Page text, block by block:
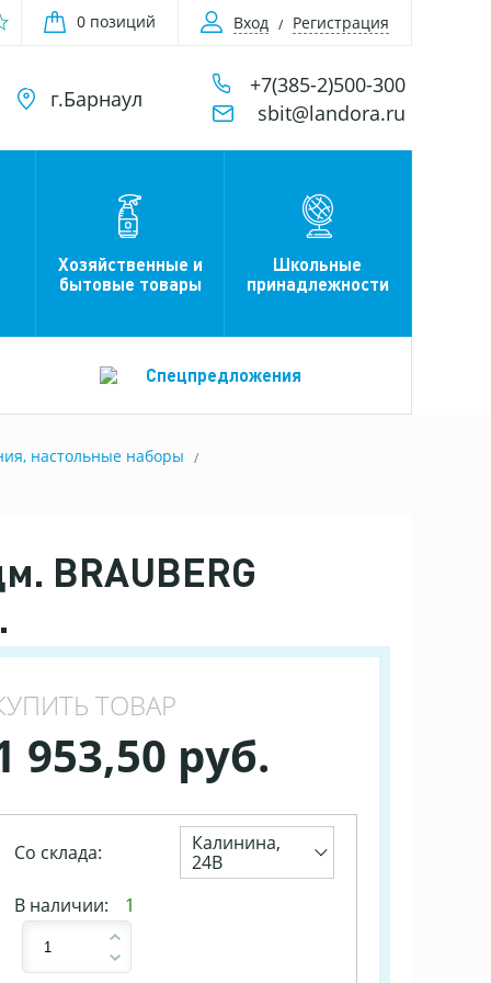
0 позиций Вход Регистрация
г.Барнаул
+7(385-2)500-300
sbit@landora.ru
Хозяйственные и
бытовые товары
Школьные
принадлежности
Спецпредложения
настольные наборы
BRAUBERG
ТОВАР
953,50 руб.
Со склада:
Калинина,
24В
В наличии:
1